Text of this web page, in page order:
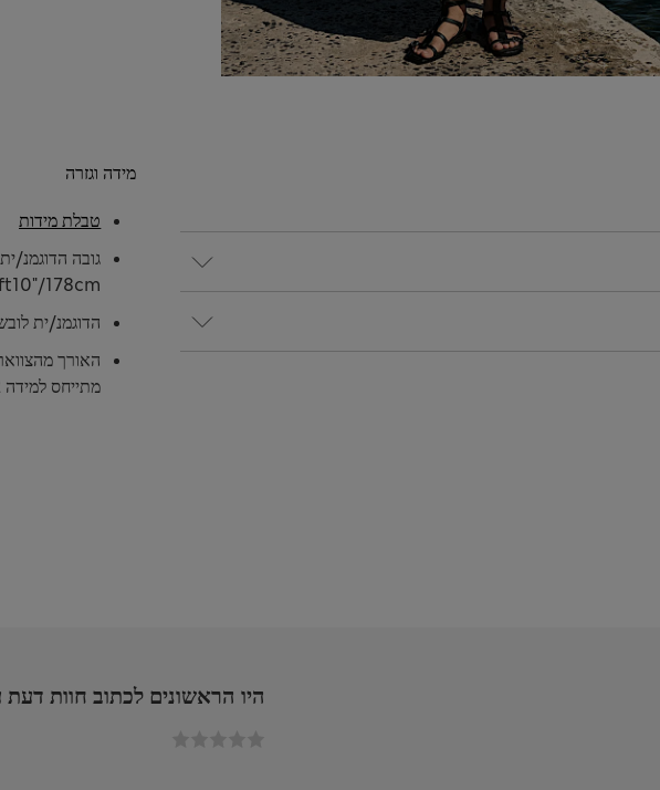
מידה וגזרה
גובה הדוגמנ/
178cm
הדוגמנ/ית
האורך
מתייחס למידה 12: 55 ס"מ
טבלת מידות
היו הראשונים לכתוב חוות